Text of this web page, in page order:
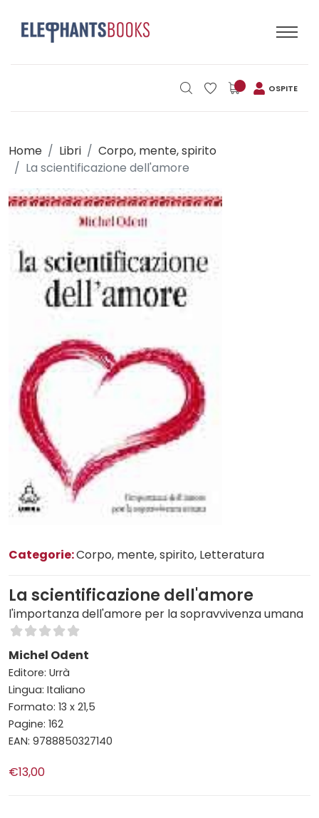
OSPITE
Home Libri
Corpo, mente, spirito
La scientificazione dell'amore
Categorie:Corpo, mente, spirito, Letteratura
La scientificazione dell'amore
l'importanza dell'amore per la sopravvivenza umana
Michel Odent
Editore: Urrà
Lingua: Italiano
Formato: 13 x 21,5
Pagine: 162
EAN: 9788850327140
€13,00